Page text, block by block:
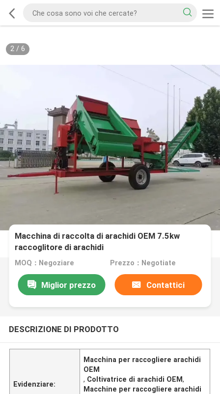
2/ 6
Macchina di raccolta di arachidi OEM 7.5kw
raccoglitore di arachidi
MOQ：Negoziare Prezzo：Negotiate
Miglior prezzo Contattici
DESCRIZIONE DI PRODOTTO
Evidenziare:
Macchina per raccogliere arachidi
OEM
, Coltivatrice di arachidi OEM,
Macchine per raccogliere arachidi